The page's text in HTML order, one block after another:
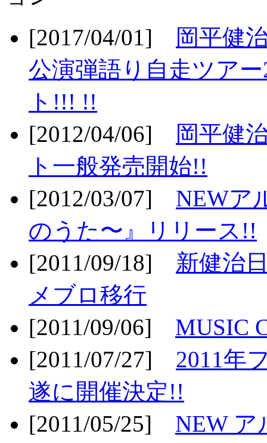
[2017/04/01]
岡平健
公演弾語り自走ツア
ト!!! !!
[2012/04/06]
岡平健
ト一般発売開始!!
[2012/03/07] NEWア
のうた〜』リリース!!
[2011/09/18] 新健治
メブロ移行
[2011/09/06] MUSIC
[2011/07/27] 2011年
遂に開催決定!!
[2011/05/25] NEW